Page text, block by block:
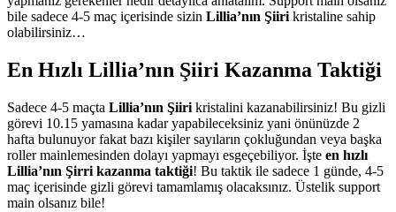
bile sadece 4-5 maç içerisinde sizin Lillia’nın Şiirikristaline sahip
olabilirsiniz…
En Hızlı Lillia’nın Şiiri Kazanma Taktiği
Sadece 4-5 maçta Lillia’nın Şiiri kristalini kazanabilirsiniz! Bu gizli
görevi 10.15 yamasına kadar yapabileceksiniz yani önünüzde 2
hafta bulunuyor fakat bazı kişiler sayıların çokluğundan veya başka
roller mainlemesinden dolayı yapmayı esgeçebiliyor. İşte en hızlı
Lillia’nın Şirri kazanma taktiği! Bu taktik ile sadece 1 günde, 4-5
maç içerisinde gizli görevi tamamlamış olacaksınız. Üstelik support
main olsanız bile!